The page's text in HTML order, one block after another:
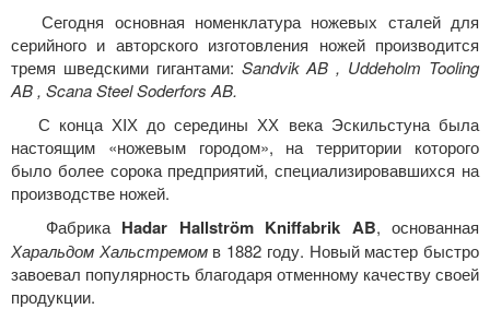
Сегодня основная номенклатура ножевых сталей для
серийного и авторского изготовления ножей производится
тремя шведскими гигантами: Sandvik AB , Uddeholm Tooling
AB , Scana Steel Soderfors AB.
С конца ХIХ до середины ХХ века Эскильстуна была
настоящим «ножевым городом», на территории которого
было более сорока предприятий, специализировавшихся на
производстве ножей.
Фабрика Hadar Hallström Kniffabrik AB, основанная
Харальдом Хальстремомв 1882 году. Новый мастер быстро
завоевал популярность благодаря отменному качеству своей
продукции.